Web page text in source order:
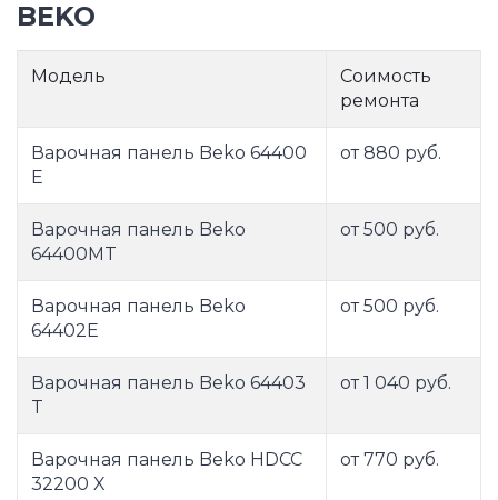
BEKO
Модель
Соимость
ремонта
Варочная панель Beko 64400
E
от 880 руб.
Варочная панель Beko
64400MT
от 500 руб.
Варочная панель Beko
64402E
от 500 руб.
Варочная панель Beko 64403
T
от 1 040 руб.
Варочная панель Beko HDCC
32200 X
от 770 руб.